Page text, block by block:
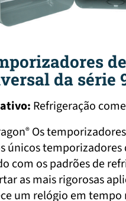
da série
Refrigeração
® Os
únicos
com os padrões de
as mais rigorosas
um relógio em tempo